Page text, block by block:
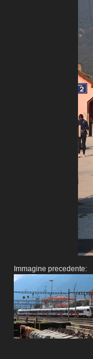
Immagine precedente: